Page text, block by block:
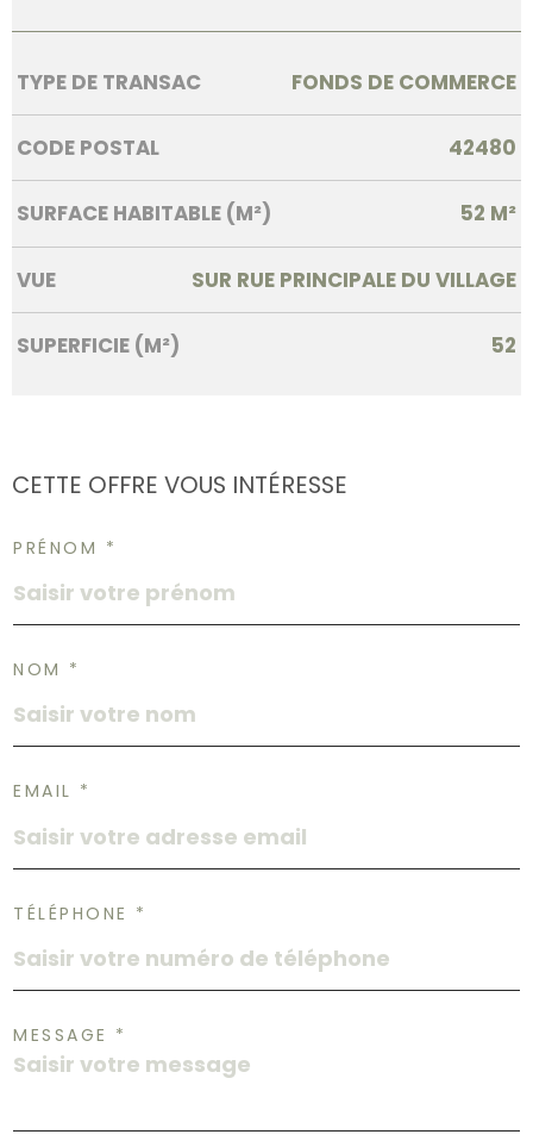
Caractérisque Valeurs
TYPE DE TRANSAC FONDS DE COMMERCE
CODE POSTAL 42480
SURFACE HABITABLE (M²) 52 M²
VUE SUR RUE PRINCIPALE DU VILLAGE
SUPERFICIE (M²) 52
CETTE OFFRE VOUS INTÉRESSE
PRÉNOM *
NOM *
EMAIL *
TÉLÉPHONE *
MESSAGE *